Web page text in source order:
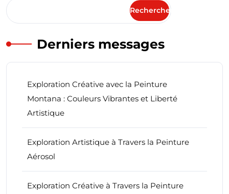
Rechercher
Derniers messages
Exploration Créative avec la Peinture
Montana : Couleurs Vibrantes et Liberté
Artistique
Exploration Artistique à Travers la Peinture
Aérosol
Exploration Créative à Travers la Peinture